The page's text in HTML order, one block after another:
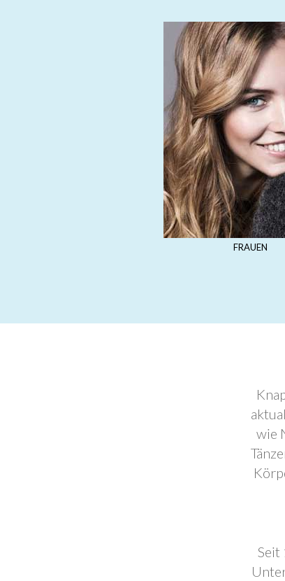
FRAUEN
wie
Seit